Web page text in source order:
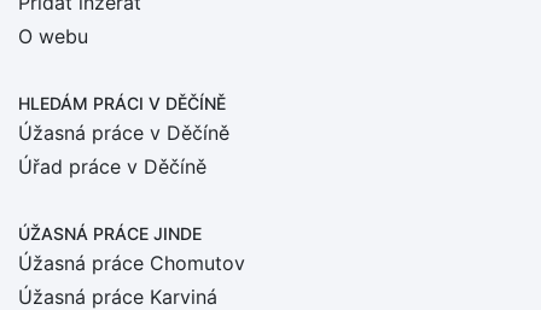
O webu
HLEDÁM PRÁCI V DĚČÍNĚ
Úžasná práce v Děčíně
Úřad práce v Děčíně
ÚŽASNÁ PRÁCE JINDE
Úžasná práce Chomutov
Úžasná práce Karviná